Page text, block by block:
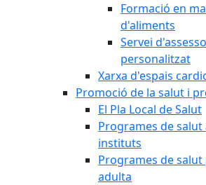
Formació en
d'aliments
Servei
personalitzat
Xarxa d'espais
Promoció de la salut i
El Pla Local de Salut
Programes de salut
instituts
Programes de
adulta